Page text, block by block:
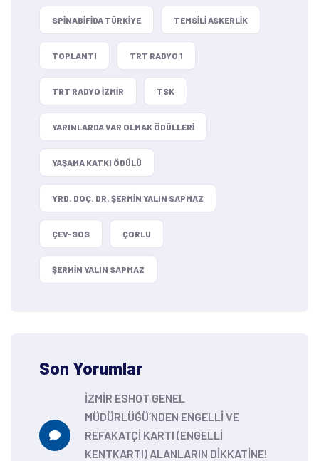
SPINABIFIDA TÜRKIYE TEMSILI ASKERLIK
TOPLANTI TRT RADYO 1
TRT RADYO IZMIR TSK
YARINLARDA VAR OLMAK ÖDÜLLERI
YAŞAMA KATKI ÖDÜLÜ
YRD. DOÇ. DR. ŞERMIN YALIN SAPMAZ
ÇEV-SOS ÇORLU
ŞERMIN YALIN SAPMAZ
Son Yorumlar
İZMİR ESHOT GENEL
MÜDÜRLÜĞÜ’NDEN ENGELLİ VE
REFAKATÇİ KARTI (ENGELLİ
KENTKARTI) ALANLARIN DİKKATİNE!